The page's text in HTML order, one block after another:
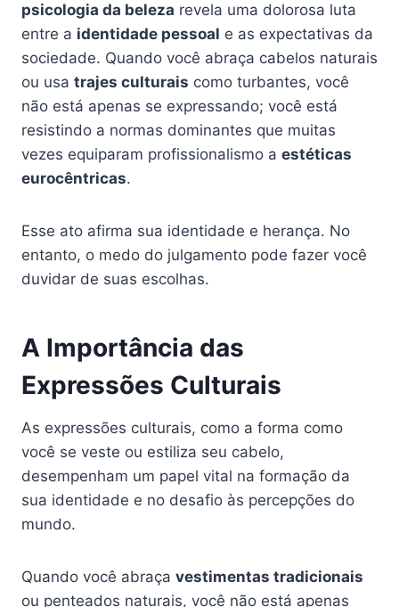
psicologia da beleza revela uma dolorosa luta
entre a identidade pessoal e as expectativas da
sociedade. Quando você abraça cabelos naturais
ou usa trajes culturais como turbantes, você
não está apenas se expressando; você está
resistindo a normas dominantes que muitas
vezes equiparam profissionalismo a estéticas
eurocêntricas.
Esse ato afirma sua identidade e herança. No
entanto, o medo do julgamento pode fazer você
duvidar de suas escolhas.
A Importância das
Expressões Culturais
As expressões culturais, como a forma como
você se veste ou estiliza seu cabelo,
desempenham um papel vital na formação da
sua identidade e no desafio às percepções do
mundo.
Quando você abraça vestimentas tradicionais
ou penteados naturais, você não está apenas